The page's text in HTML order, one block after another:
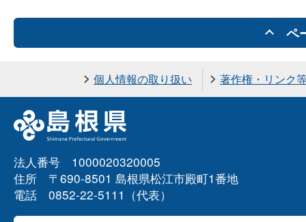
ペ
個人情報の取り扱い 著作権・リンク
法人番号 1000020320005
住所 〒690-8501 島根県松江市殿町1番地
電話 0852-22-5111（代表）